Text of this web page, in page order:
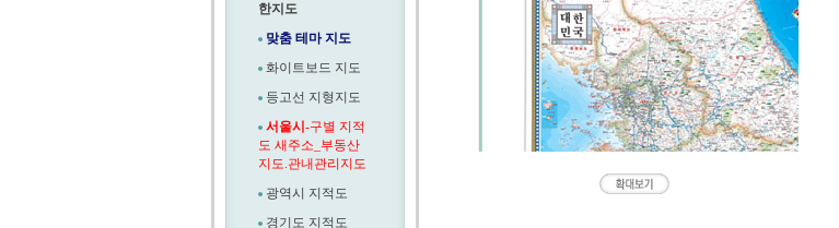
한지도
맞춤 테마 지도
화이트보드 지도
등고선 지형지도
서울시 -구별 지적
도 새주소_부동산
지도.관내관리지도
광역시 지적도
경기도 지적도